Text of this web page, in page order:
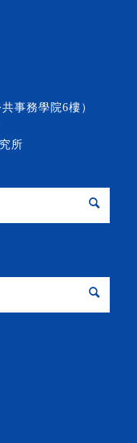
事務學院6樓）
所